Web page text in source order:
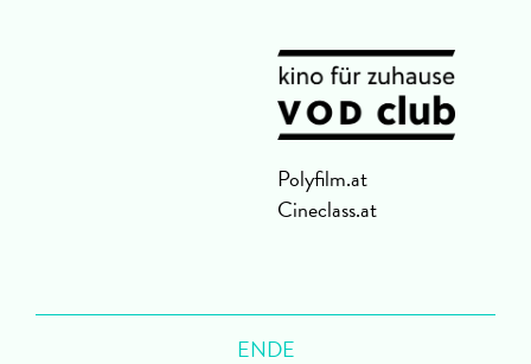
Polyfilm.at
Cineclass.at
ENDE